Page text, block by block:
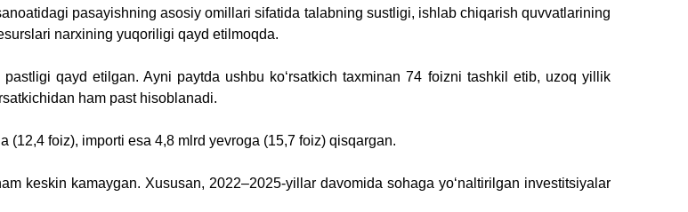
pasayishning asosiy omillari sifatida talabning sustligi, ishlab chiqarish quvvatlarining
narxining yuqoriligi qayd etilmoqda.
qayd etilgan. Ayni paytda ushbu koʻrsatkich taxminan 74 foizni tashkil etib, uzoq yillik
ham past hisoblanadi.
foiz), importi esa 4,8 mlrd yevroga (15,7 foiz) qisqargan.
keskin kamaygan. Xususan, 2022–2025-yillar davomida sohaga yoʻnaltirilgan investitsiyalar